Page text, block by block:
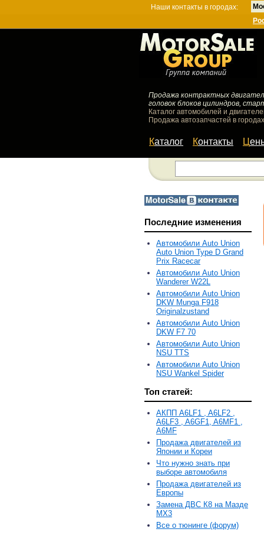
Наши контакты в городах:
Продажа контрактных
головок блоков цилиндров,
Каталог автомобилей и
Продажа автозапчастей в
Каталог Контакты
Последние изменения
Автомобили Auto Union
Auto Union Type D Grand
Prix Racecar
Автомобили Auto Union
Wanderer W22L
Автомобили Auto Union
DKW Munga F918
Originalzustand
Автомобили Auto Union
DKW F7 70
Автомобили Auto Union
NSU TTS
Автомобили Auto Union
NSU Wankel Spider
Топ статей:
АКПП A6LF1 , A6LF2 ,
A6LF3 , A6GF1, A6MF1 ,
A6MF
Продажа двигателей из
Японии и Кореи
Что нужно знать при
выборе автомобиля
Продажа двигателей из
Европы
Замена ДВС К8 на Мазде
MX3
Все о тюнинге (форум)